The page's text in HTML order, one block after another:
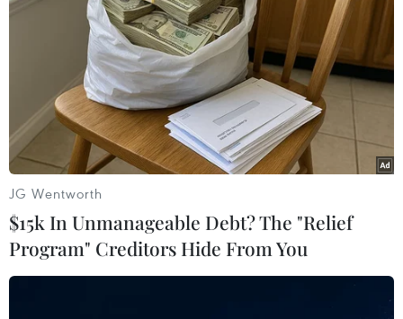
JG Wentworth
$15k In Unmanageable Debt? The "Relief
Program" Creditors Hide From You